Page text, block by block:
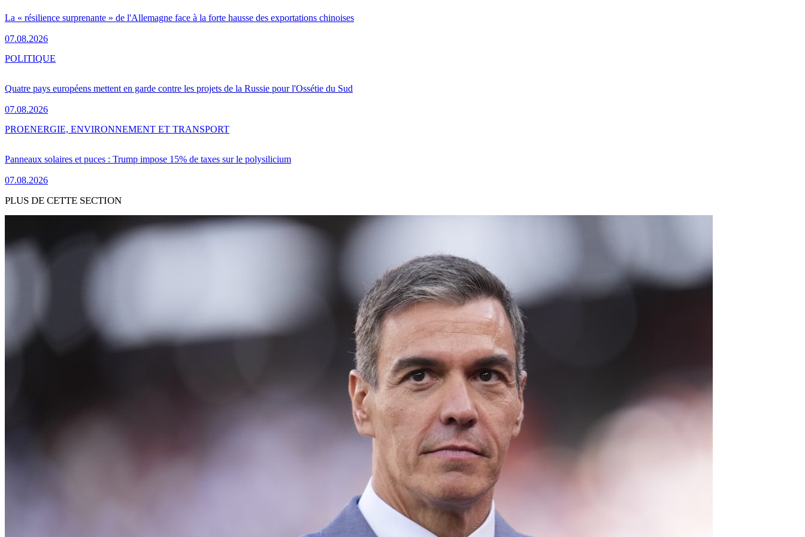
La « résilience surprenante » de l'Allemagne face à la forte hausse des exportations chinoises
07.08.2026
Quatre pays européens mettent en garde contre les projets de la Russie pour l'Ossétie du Sud
07.08.2026
POLITIQUE
Panneaux solaires et puces : Trump impose 15% de taxes sur le polysilicium
07.08.2026
PROENERGIE, ENVIRONNEMENT ET TRANSPORT
PLUS DE CETTE SECTION